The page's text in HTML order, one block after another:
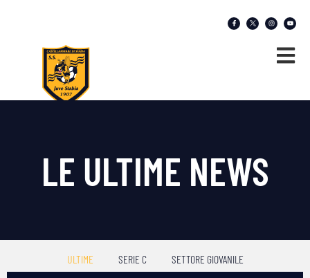
LE ULTIME NEWS
ULTIME SERIE C SETTORE GIOVANILE